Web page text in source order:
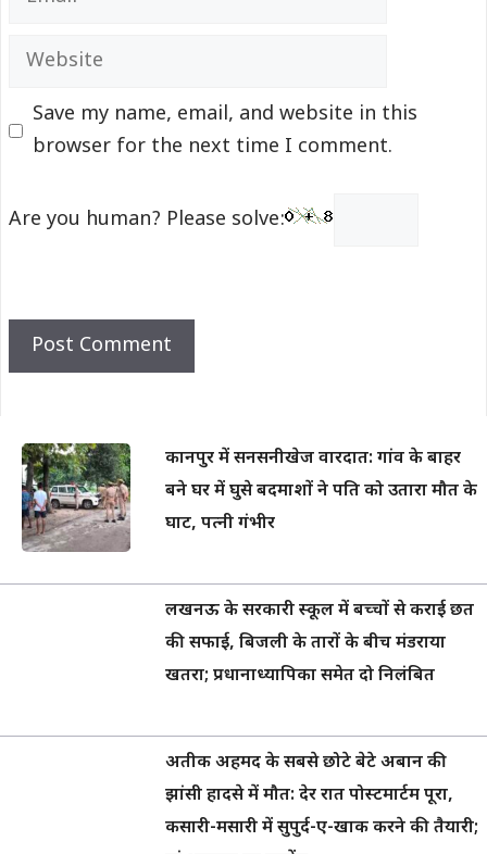
Website
Save my name, email, and website in this
browser for the next time I comment.
Are you human? Please solve:
कानपुर में सनसनीखेज वारदात: गांव के बाहर
बने घर में घुसे बदमाशों ने पति को उतारा मौत के
घाट, पत्नी गंभीर
लखनऊ के सरकारी स्कूल में बच्चों से कराई छत
की सफाई, बिजली के तारों के बीच मंडराया
खतरा; प्रधानाध्यापिका समेत दो निलंबित
अतीक अहमद के सबसे छोटे बेटे अबान की
झांसी हादसे में मौत: देर रात पोस्टमार्टम पूरा,
कसारी-मसारी में सुपुर्द-ए-खाक करने की तैयारी;